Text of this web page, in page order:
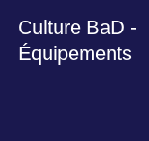
Culture BaD -
Équipements